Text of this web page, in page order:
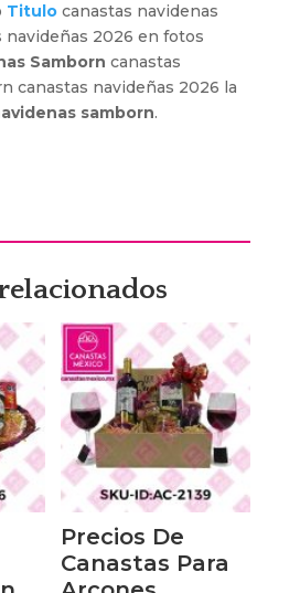
Titulocanastas navidenas
navideñas 2026 en fotos
Samborn canastas
canastas navideñas 2026 la
samborn.
Precios De
Canastas Para